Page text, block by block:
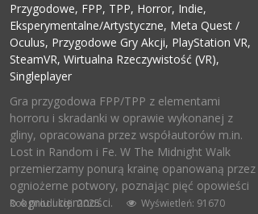
Przygodowe, FPP, TPP, Horror, Indie,
Eksperymentalne/artystyczne, Meta Quest /
Oculus, Przygodowe Gry Akcji, PlayStation VR,
SteamVR,Wirtualna Rzeczywistość (VR),
Singleplayer
Gra przygodowa FPP/TPP z elementami
horroru i skradanki w oprawie wykonanej z
gliny, opracowana przez współautorów m.in.
Lost in Random i Fe. W The Midnight Walk
przemierzamy ponurą krainę opanowaną przez
ogniożerne potwory, poznając pięć opowieści
o ogniu i ciemności.
Rok produkcji: 2025 Wyświetleń: 91670